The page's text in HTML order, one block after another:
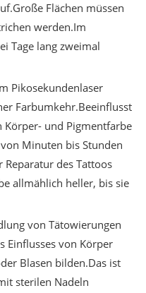
Flächen müssen
werden.Im
Tage lang zweimal
Pikosekundenlaser
Farbumkehr.Beeinflusst
Körper- und Pigmentfarbe
Minuten bis Stunden
des Tattoos
allmählich heller, bis sie
von Tätowierungen
Einflusses von Körper
Blasen bilden.Das ist
sterilen Nadeln